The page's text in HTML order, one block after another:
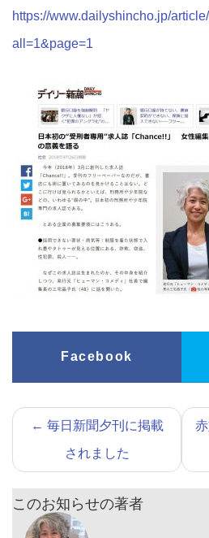
https://www.dailyshincho.jp/
all=1&page=1
Facebook
← 毎日新聞夕刊に掲載
されました
このお知らせの著者